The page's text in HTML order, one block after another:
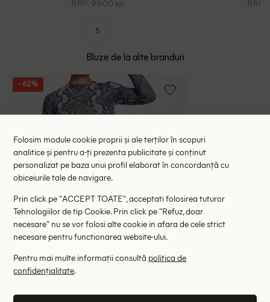
RRP: 99.00 lei
S
RRP:
Bluze de la alte branduri
- 62%
Folosim module cookie proprii și ale terților în scopuri
analitice și pentru a-ți prezenta publicitate și conținut
personalizat pe baza unui profil elaborat în concordanță cu
obiceiurile tale de navigare.
Prin click pe "ACCEPT TOATE", acceptati folosirea tuturor
Tehnologiilor de tip Cookie. Prin click pe "Refuz, doar
necesare" nu se vor folosi alte cookie in afara de cele strict
necesare pentru functionarea website-ului.
Pentru mai multe informații consultă politica de
confidențialitate.